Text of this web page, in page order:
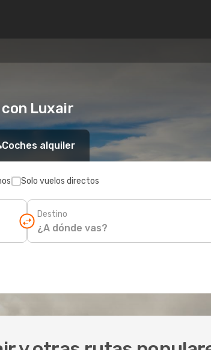
Luxair
Coches alquiler
Solo vuelos directos
Destino